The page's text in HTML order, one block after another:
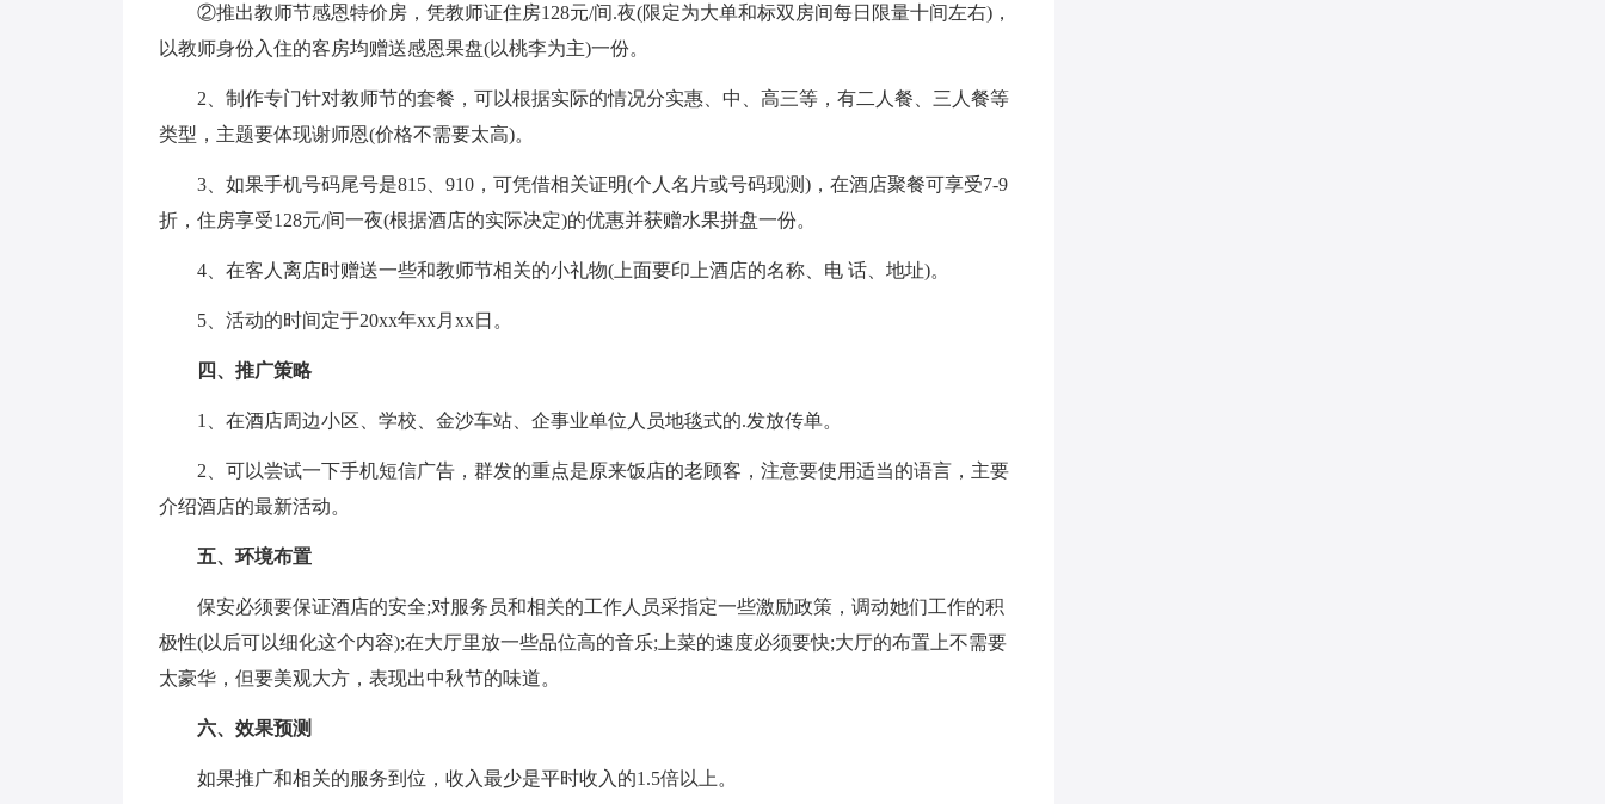
②推出教师节感恩特价房，凭教师证住房128元/间.夜(限定为大单和标双房间每日限量十间左右)，
以教师身份入住的客房均赠送感恩果盘(以桃李为主)一份。
2、制作专门针对教师节的套餐，可以根据实际的情况分实惠、中、高三等，有二人餐、三人餐等
类型，主题要体现谢师恩(价格不需要太高)。
3、如果手机号码尾号是815、910，可凭借相关证明(个人名片或号码现测)，在酒店聚餐可享受7-9
折，住房享受128元/间一夜(根据酒店的实际决定)的优惠并获赠水果拼盘一份。
4、在客人离店时赠送一些和教师节相关的小礼物(上面要印上酒店的名称、电 话、地址)。
5、活动的时间定于20xx年xx月xx日。
四、推广策略
1、在酒店周边小区、学校、金沙车站、企事业单位人员地毯式的.发放传单。
2、可以尝试一下手机短信广告，群发的重点是原来饭店的老顾客，注意要使用适当的语言，主要
介绍酒店的最新活动。
五、环境布置
保安必须要保证酒店的安全;对服务员和相关的工作人员采指定一些激励政策，调动她们工作的积
极性(以后可以细化这个内容);在大厅里放一些品位高的音乐;上菜的速度必须要快;大厅的布置上不需要
太豪华，但要美观大方，表现出中秋节的味道。
六、效果预测
如果推广和相关的服务到位，收入最少是平时收入的1.5倍以上。